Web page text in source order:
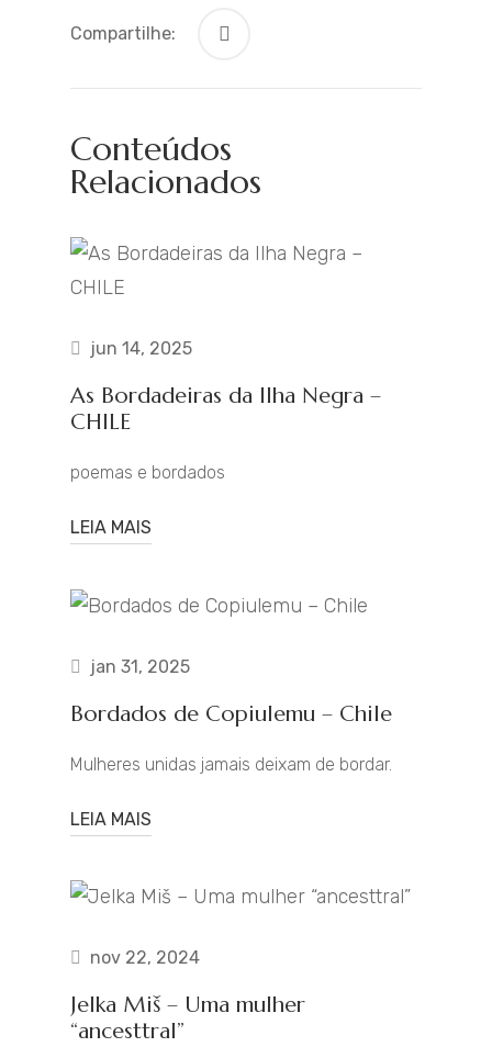
Compartilhe:
Conteúdos
Relacionados
jun 14, 2025
As Bordadeiras da Ilha Negra –
CHILE
poemas e bordados
LEIA MAIS
jan 31, 2025
Bordados de Copiulemu – Chile
Mulheres unidas jamais deixam de bordar.
LEIA MAIS
nov 22, 2024
Jelka Miš – Uma mulher
“ancesttral”